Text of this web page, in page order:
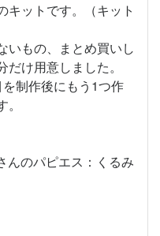
キットです。（キット
いもの、まとめ買いし
け用意しました。
制作後にもう1つ作
んのパピエス：くるみ